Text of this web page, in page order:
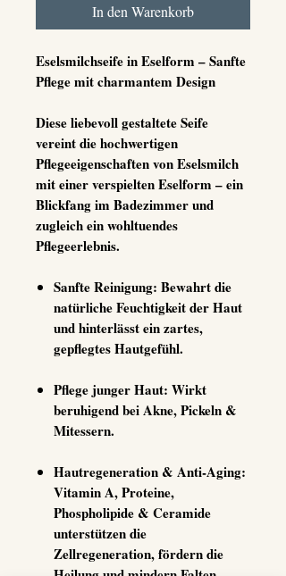
In den Warenkorb
Eselsmilchseife in Eselform – Sanfte
Pflege mit charmantem Design
Diese liebevoll gestaltete Seife
vereint die hochwertigen
Pflegeeigenschaften vonEselsmilch
mit einer verspielten Eselform – ein
Blickfang im Badezimmer und
zugleich ein wohltuendes
Pflegeerlebnis.
Sanfte Reinigung: Bewahrt die
natürliche Feuchtigkeit der Haut
und hinterlässt ein zartes,
gepflegtes Hautgefühl.
Pflege junger Haut: Wirkt
beruhigend bei Akne, Pickeln &
Mitessern.
Hautregeneration & Anti-Aging:
Vitamin A, Proteine,
Phospholipide & Ceramide
unterstützen die
Zellregeneration, fördern die